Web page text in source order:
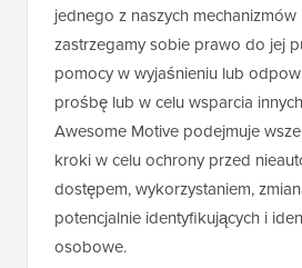
jednego z naszych
zastrzegamy sobie prawo do jej
pomocy w wyjaśnieniu lub
prośbę lub w celu wsparcia
Awesome Motive podejmuje
kroki w celu ochrony przed
dostępem, wykorzystaniem,
potencjalnie identyfikujących i
osobowe.